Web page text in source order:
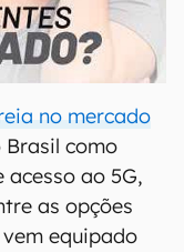
no mercado
Brasil como
ao 5G,
as opções
equipado